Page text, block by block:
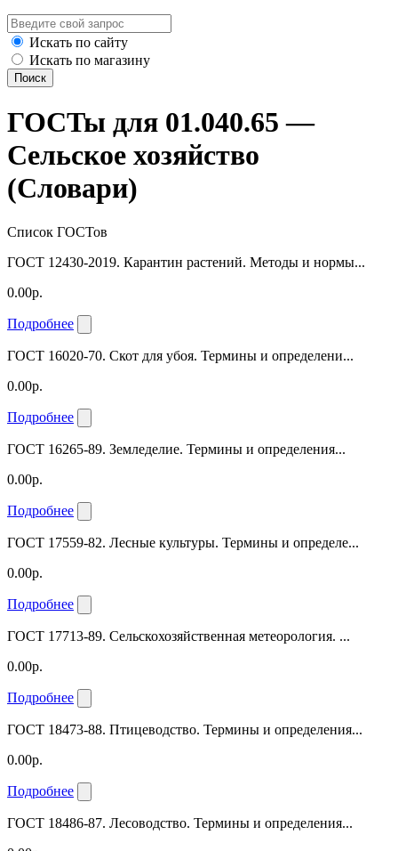
Искать по сайту
Искать по магазину
Поиск
ГОСТы для 01.040.65 —
Сельское хозяйство
(Словари)
Список ГОСТов
ГОСТ 12430-2019. Карантин растений. Методы и нормы...
0.00р.
Подробнее
ГОСТ 16020-70. Скот для убоя. Термины и определени...
0.00р.
Подробнее
ГОСТ 16265-89. Земледелие. Термины и определения...
0.00р.
Подробнее
ГОСТ 17559-82. Лесные культуры. Термины и определе...
0.00р.
Подробнее
ГОСТ 17713-89. Сельскохозяйственная метеорология. ...
0.00р.
Подробнее
ГОСТ 18473-88. Птицеводство. Термины и определения...
0.00р.
Подробнее
ГОСТ 18486-87. Лесоводство. Термины и определения...